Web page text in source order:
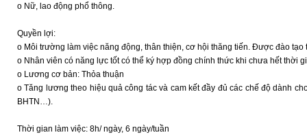
o Nữ, lao động phổ thông.
Quyền lợi:
o Môi trường làm việc năng động, thân thiện, cơ hội thăng tiến. Được đào
o Nhân viên có năng lực tốt có thể ký hợp đồng chính thức khi chưa hết thời
o Lương cơ bản: Thỏa thuận
o Tăng lương theo hiệu quả công tác và cam kết đầy đủ các chế độ dành
BHTN…).
Thời gian làm việc: 8h/ ngày, 6 ngày/tuần